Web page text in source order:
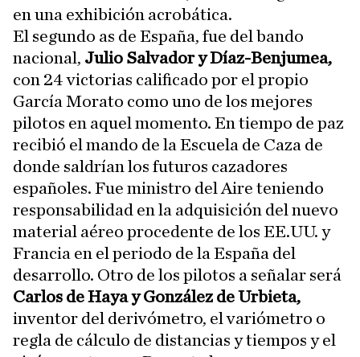
en una exhibición acrobática.
El segundo as de España, fue del bando
nacional, Julio Salvador y Díaz-Benjumea,
con 24 victorias calificado por el propio
García Morato como uno de los mejores
pilotos en aquel momento. En tiempo de paz
recibió el mando de la Escuela de Caza de
donde saldrían los futuros cazadores
españoles. Fue ministro del Aire teniendo
responsabilidad en la adquisición del nuevo
material aéreo procedente de los EE.UU. y
Francia en el periodo de la España del
desarrollo. Otro de los pilotos a señalar será
Carlos de Haya y González de Urbieta,
inventor del derivómetro, el variómetro o
regla de cálculo de distancias y tiempos y el